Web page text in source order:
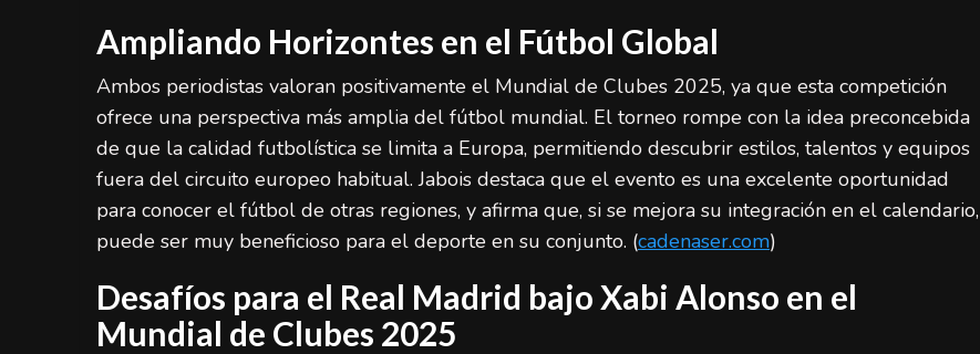
Ampliando Horizontes en el Fútbol Global
Ambos periodistas valoran positivamente el Mundial de Clubes 2025, ya que esta competición
ofrece una perspectiva más amplia del fútbol mundial. El torneo rompe con la idea preconcebida
de que la calidad futbolística se limita a Europa, permitiendo descubrir estilos, talentos y equipos
fuera del circuito europeo habitual. Jabois destaca que el evento es una excelente oportunidad
para conocer el fútbol de otras regiones, y afirma que, si se mejora su integración en el calendario,
puede ser muy beneficioso para el deporte en su conjunto. (cadenaser.com)
Desafíos para el Real Madrid bajo Xabi Alonso en el
Mundial de Clubes 2025